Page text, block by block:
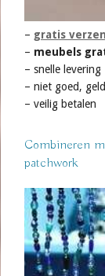
– gratis
– meubels
– snelle levering
– niet goed,
– veilig betalen
Combineren
patchwork